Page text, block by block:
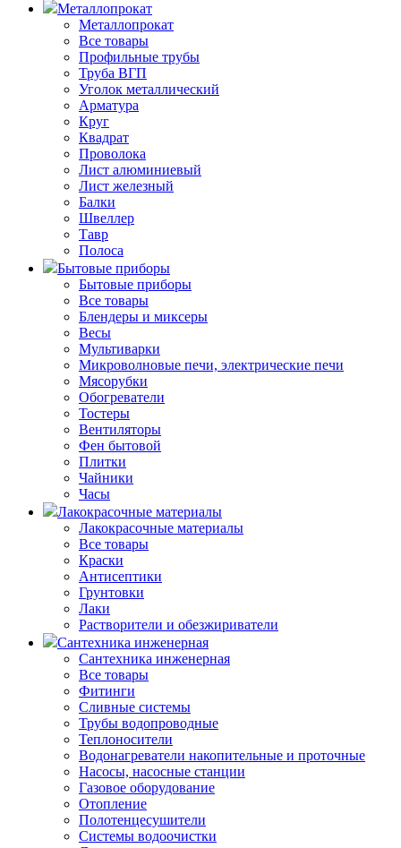
Металлопрокат
Металлопрокат
Все товары
Профильные трубы
Труба ВГП
Уголок металлический
Арматура
Круг
Квадрат
Проволока
Лист алюминиевый
Лист железный
Балки
Швеллер
Тавр
Полоса
Бытовые приборы
Бытовые приборы
Все товары
Блендеры и миксеры
Весы
Мультиварки
Микроволновые печи, электрические печи
Мясорубки
Обогреватели
Тостеры
Вентиляторы
Фен бытовой
Плитки
Чайники
Часы
Лакокрасочные материалы
Лакокрасочные материалы
Все товары
Краски
Антисептики
Грунтовки
Лаки
Растворители и обезжириватели
Сантехника инженерная
Сантехника инженерная
Все товары
Фитинги
Сливные системы
Трубы водопроводные
Теплоносители
Водонагреватели накопительные и проточные
Насосы, насосные станции
Газовое оборудование
Отопление
Полотенцесушители
Системы водоочистки